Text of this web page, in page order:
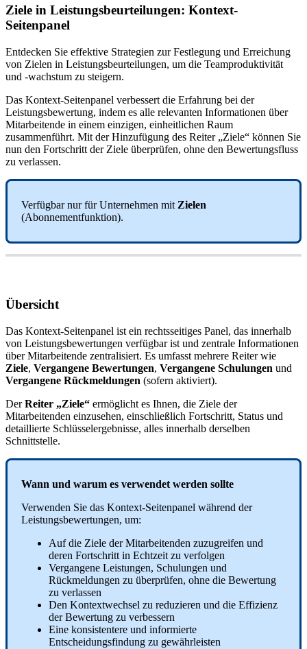
Ziele in Leistungsbeurteilungen: Kontext-
Seitenpanel
Entdecken Sie effektive Strategien zur Festlegung und Erreichung
von Zielen in Leistungsbeurteilungen, um die Teamproduktivität
und -wachstum zu steigern.
Das Kontext-Seitenpanel verbessert die Erfahrung bei der
Leistungsbewertung, indem es alle relevanten Informationen über
Mitarbeitende in einem einzigen, einheitlichen Raum
zusammenführt. Mit der Hinzufügung des Reiter „Ziele“ können Sie
nun den Fortschritt der Ziele überprüfen, ohne den Bewertungsfluss
zu verlassen.
Verfügbar nur für Unternehmen mit Zielen
(Abonnementfunktion).
Übersicht
Das Kontext-Seitenpanel ist ein rechtsseitiges Panel, das innerhalb
von Leistungsbewertungen verfügbar ist und zentrale Informationen
über Mitarbeitende zentralisiert. Es umfasst mehrere Reiter wie
Ziele, Vergangene Bewertungen, Vergangene Schulungen und
Vergangene Rückmeldungen (sofern aktiviert).
Der Reiter „Ziele“ ermöglicht es Ihnen, die Ziele der
Mitarbeitenden einzusehen, einschließlich Fortschritt, Status und
detaillierte Schlüsselergebnisse, alles innerhalb derselben
Schnittstelle.
Wann und warum es verwendet werden sollte
Verwenden Sie das Kontext-Seitenpanel während der
Leistungsbewertungen, um:
Auf die Ziele der Mitarbeitenden zuzugreifen und
deren Fortschritt in Echtzeit zu verfolgen
Vergangene Leistungen, Schulungen und
Rückmeldungen zu überprüfen, ohne die Bewertung
zu verlassen
Den Kontextwechsel zu reduzieren und die Effizienz
der Bewertung zu verbessern
Eine konsistentere und informierte
Entscheidungsfindung zu gewährleisten